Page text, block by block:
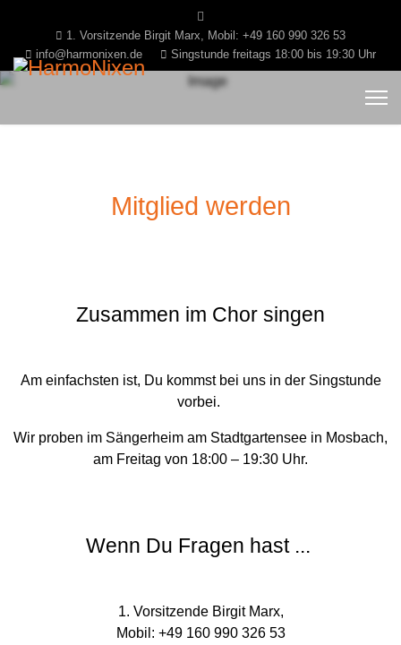
1. Vorsitzende Birgit Marx, Mobil: +49 160 990 326 53
info@harmonixen.de
Singstunde freitags 18:00 bis 19:30 Uhr
Mitglied werden
Zusammen im Chor singen
Am einfachsten ist, Du kommst bei uns in der Singstunde
vorbei.
Wir proben im Sängerheim am Stadtgartensee in Mosbach,
am Freitag von 18:00 – 19:30 Uhr.
Wenn Du Fragen hast ...
1. Vorsitzende Birgit Marx,
Mobil: +49 160 990 326 53